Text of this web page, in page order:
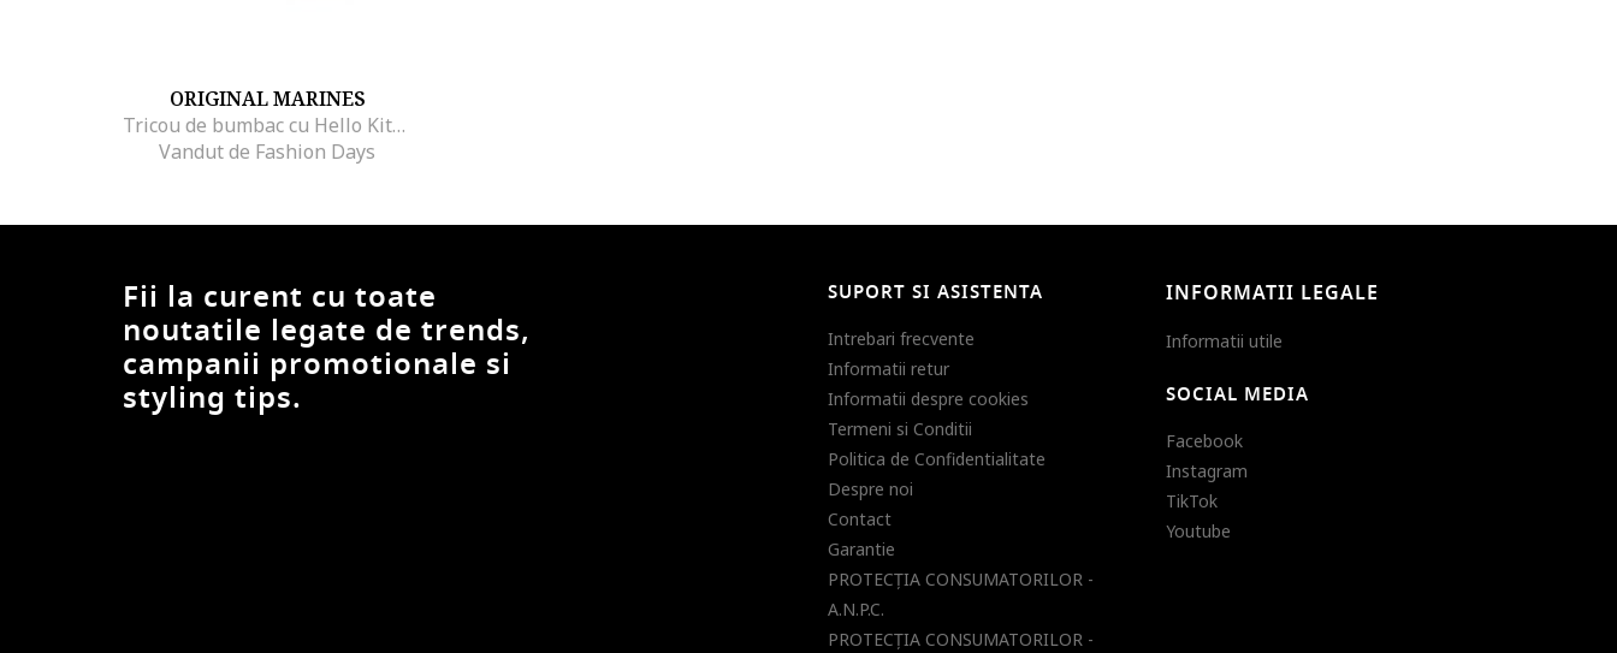
ORIGINAL MARINES
Tricou de bumbac cu Hello Kitty, Alb/Portocaliu
Vandut de Fashion Days
Fii la curent cu toate
noutatile legate de trends,
campanii promotionale si
styling tips.
SUPORT SI ASISTENTA
Intrebari frecvente
Informatii retur
Informatii despre cookies
Termeni si Conditii
Politica de Confidentialitate
Despre noi
Contact
Garantie
PROTECŢIA CONSUMATORILOR -
A.N.P.C.
PROTECŢIA CONSUMATORILOR -
INFORMATII LEGALE
Informatii utile
SOCIAL MEDIA
Facebook
Instagram
TikTok
Youtube